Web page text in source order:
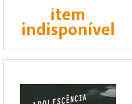
item
indisponível